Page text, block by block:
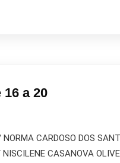
16 a 20
CARDOSO DOS
CASANOVA